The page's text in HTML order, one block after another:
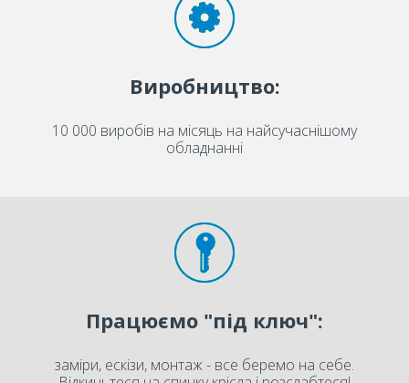
Виробництво:
10 000 виробів на місяць на найсучаснішому
обладнанні
Працюємо "під ключ":
заміри, ескізи, монтаж - все беремо на себе.